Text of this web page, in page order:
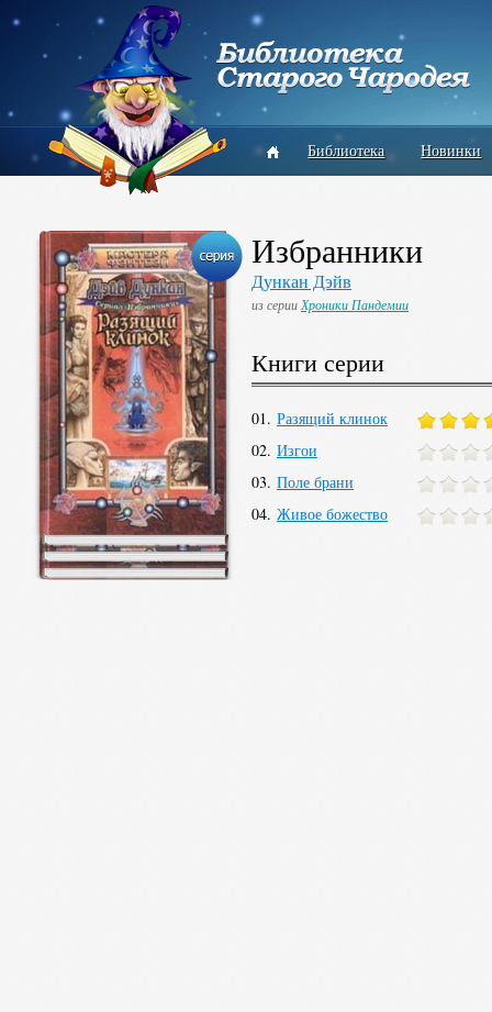
Библиотека Новинки
Избранники
Дункан Дэйв
из серии Хроники Пандемии
Книги серии
01. Разящий клинок
02. Изгои
03. Поле брани
04. Живое божество